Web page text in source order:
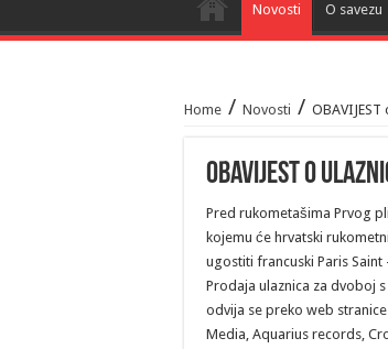
Novosti O savezu
Home / Novosti / OBAVIJEST
OBAVIJEST o
Pred rukometašima Prvog
kojemu će hrvatski
ugostiti francuski Paris Saint
Prodaja ulaznica za dvoboj
odvija se preko web
Media, Aquarius records,